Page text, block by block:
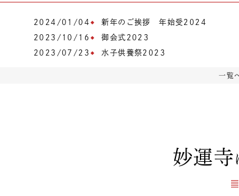
2024/01/04 新年のご挨拶 年始受2024
2023/10/16 御会式2023
2023/07/23 水子供養祭2023
一覧
妙運寺